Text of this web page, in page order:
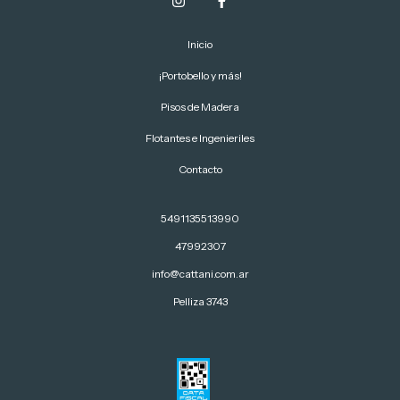
Inicio
¡Portobello y más!
Pisos de Madera
Flotantes e Ingenieriles
Contacto
5491135513990
47992307
info@cattani.com.ar
Pelliza 3743